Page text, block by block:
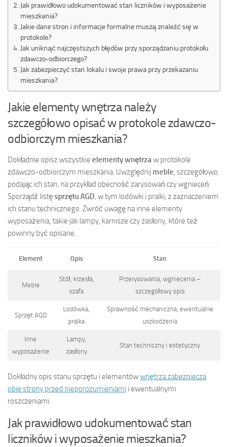
Jak prawidłowo udokumentować stan liczników i wyposażenie
mieszkania?
Jakie dane stron i informacje formalne muszą znaleźć się w
protokole?
Jak uniknąć najczęstszych błędów przy sporządzaniu protokołu
zdawczo-odbiorczego?
Jak zabezpieczyć stan lokalu i swoje prawa przy przekazaniu
mieszkania?
Jakie elementy wnętrza należy
szczegółowo opisać w protokole zdawczo-
odbiorczym mieszkania?
Dokładnie opisz wszystkie elementy wnętrza w protokole
zdawczo-odbiorczym mieszkania. Uwzględnij meble , szczegółowo
podając ich stan, na przykład obecność zarysowań czy wgnieceń.
Sporządź listęsprzętu AGD , w tym lodówki i pralki, z zaznaczeniem
ich stanu technicznego. Zwróć uwagę na inne elementy
wyposażenia, takie jak lampy, karnisze czy zasłony, które też
powinny być opisane.
Element Opis Stan
Meble
Stół, krzesła,
szafa
Przerysowania, wgniecenia –
szczegółowy opis
Sprzęt AGD
Lodówka,
pralka
Sprawność mechaniczna, ewentualne
uszkodzenia
Inne
wyposażenie
Lampy,
zasłony
Stan techniczny i estetyczny
Dokładny opis stanu sprzętu i elementówwnętrza zabezpiecza
obie strony przed nieporozumieniami i ewentualnymi
roszczeniami.
Jak prawidłowo udokumentować stan
liczników i wyposażenie mieszkania?